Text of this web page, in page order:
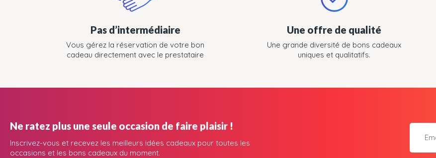
Pas d’intermédiaire
Vous gérez la réservation de votre bon
cadeau directement avec le prestataire
Une offre de qualité
Une grande diversité de bons cadeaux
uniques et qualitatifs.
Ne ratez plus une seule occasion de faire plaisir !
Inscrivez-vous et recevez les meilleurs idées cadeaux pour toutes les
occasions et les bons cadeaux du moment.